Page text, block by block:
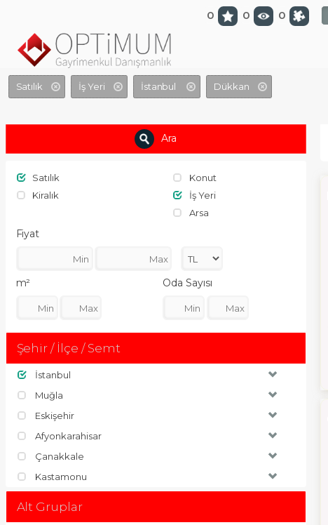
optimumgayrimenkul.com
0 0 0
Satılık İş Yeri İstanbul Dükkan
Ara
Satılık
Kiralık
Konut
İş Yeri
Arsa
Fiyat
m² Oda Sayısı
Şehir / İlçe / Semt
İstanbul
Muğla
Eskişehir
Afyonkarahisar
Çanakkale
Kastamonu
Alt Gruplar